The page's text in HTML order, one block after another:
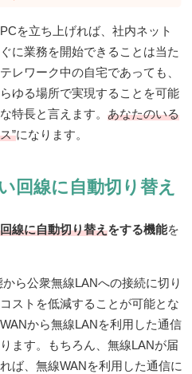
を立ち上げれば、社内ネット
に業務を開始できることは当た
レワーク中の自宅であっても、
ゆる場所で実現することを可能
特長と言えます。 あなたのいる
”になります。
回線に自動切り替え
線に自動切り替えをする機能を
ら公衆無線LANへの接続に切り
ストを低減することが可能とな
から無線LANを利用した通信
ます。もちろん、無線LANが届
ば、無線WANを利用した通信に